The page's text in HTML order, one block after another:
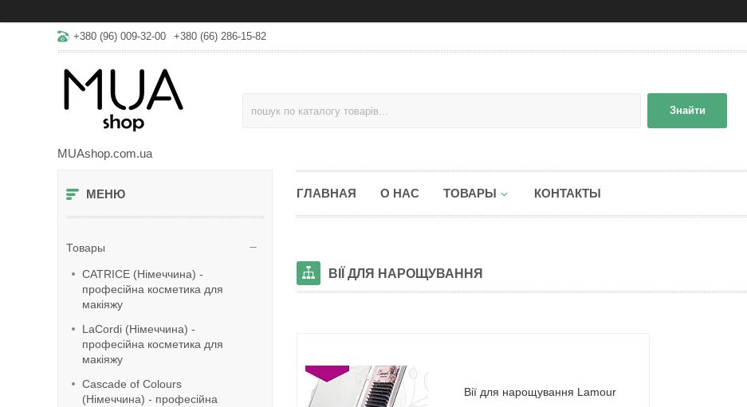
+380 (96) 009-32-00 +380 (66) 286-15-82
MUAshop.com.ua
Знайти
Товары
CATRICE (Німеччина) -
професійна косметика для
макіяжу
LaСordi (Німеччина) -
професійна косметика для
макіяжу
Cascade of Colours
(Німеччина) - професійна
ГЛАВНАЯ О НАС ТОВАРЫ КОНТАКТЫ
ВІЇ ДЛЯ НАРОЩУВАННЯ
Вії для нарощування Lamour